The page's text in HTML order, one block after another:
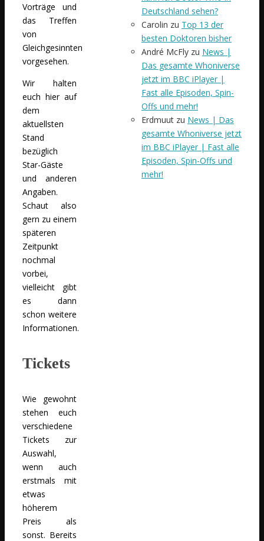
Vorträge und
das Treffen
von
Gleichgesinnten
vorgesehen.
Wir halten
euch hier auf
dem
aktuellsten
Stand
bezüglich
Star-Gäste
und anderen
Angaben.
Schaut also
gern zu einem
späteren
Zeitpunkt
nochmal
vorbei,
vielleicht gibt
es dann
schon weitere
Informationen.
Tickets
Wie gewohnt
stehen euch
verschiedene
Tickets zur
Auswahl,
wenn auch
erstmals mit
etwas
höherem
Preis als
sonst. Bereits
Deutschland sehen?
Carolin zu Top 13 der
besten Doktoren bisher
André McFly zu News |
Das gesamte Whoniverse
jetzt im BBC iPlayer |
Fast alle Episoden, Spin-
Offs und mehr!
Erdmuut zu News | Das
gesamte Whoniverse jetzt
im BBC iPlayer | Fast alle
Episoden, Spin-Offs und
mehr!